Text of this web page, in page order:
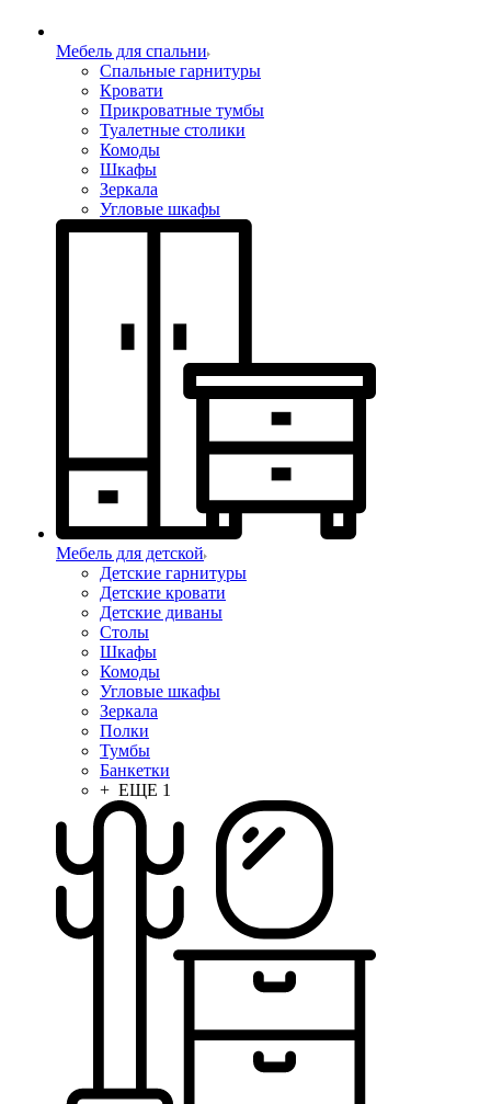
Мебель для спальни
Спальные гарнитуры
Кровати
Прикроватные тумбы
Туалетные столики
Комоды
Шкафы
Зеркала
Угловые шкафы
Мебель для детской
Детские гарнитуры
Детские кровати
Детские диваны
Столы
Шкафы
Комоды
Угловые шкафы
Зеркала
Полки
Тумбы
Банкетки
+ ЕЩЕ 1